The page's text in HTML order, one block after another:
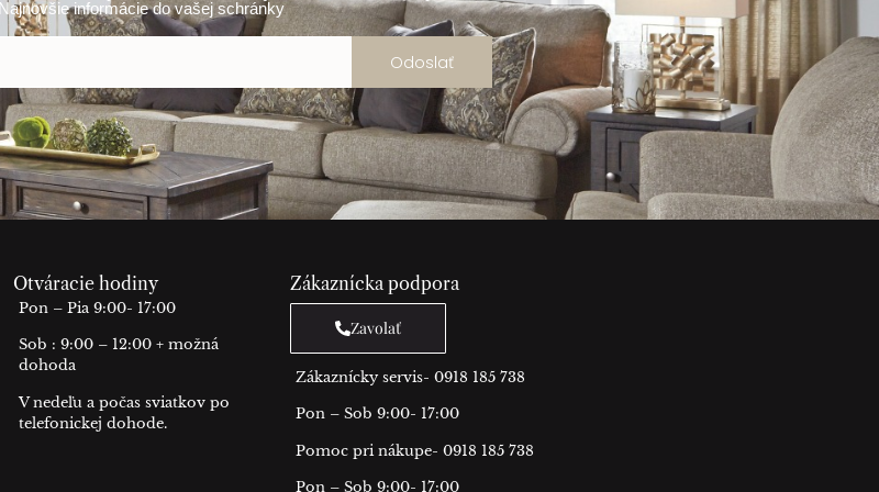
Najnovšie informácie do vašej schránky
Odoslať
Otváracie hodiny
Pon – Pia 9:00- 17:00
Sob : 9:00 – 12:00 + možná
dohoda
V nedeľu a počas sviatkov po
telefonickej dohode.
Zákaznícka podpora
Zavolať
Zákaznícky servis- 0918 185 738
Pon – Sob 9:00- 17:00
Pomoc pri nákupe- 0918 185 738
Pon – Sob 9:00- 17:00